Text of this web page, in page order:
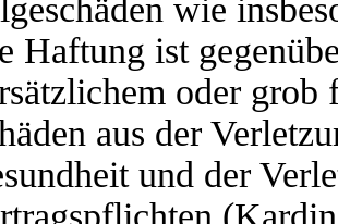
wie
Haftung ist
oder grob
aus der
und der